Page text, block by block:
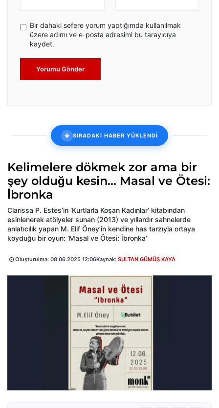
Bir dahaki sefere yorum yaptığımda kullanılmak
üzere adımı ve e-posta adresimi bu tarayıcıya
kaydet.
Yorumu Gönder
SIRADAKİ HABER YÜKLENDİ
Kelimelere dökmek zor ama bir
şey olduğu kesin... Masal ve Ötesi:
İbronka
Clarissa P. Estes’in ‘Kurtlarla Koşan Kadınlar’ kitabından
esinlenerek atölyeler sunan (2013) ve yıllardır sahnelerde
anlatıcılık yapan M. Elif Öney’in kendine has tarzıyla ortaya
koyduğu bir oyun: ‘Masal ve Ötesi: İbronka’
Oluşturulma: 08.06.2025 12:06Kaynak: SULTAN GÜMÜŞ KAYA